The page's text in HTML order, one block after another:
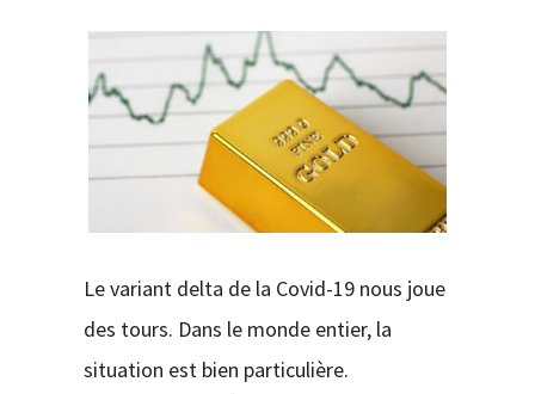
Le variant delta de la Covid-19 nous joue
des tours. Dans le monde entier, la
situation est bien particulière.